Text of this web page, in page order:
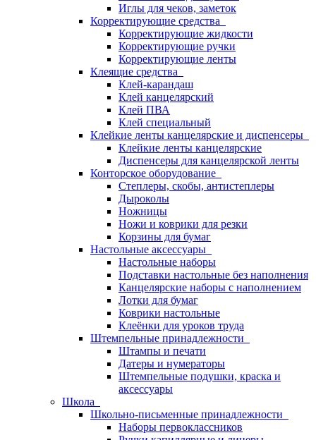
Иглы для чеков, заметок
Корректирующие средства
Корректирующие жидкости
Корректирующие ручки
Корректирующие ленты
Клеящие средства
Клей-карандаш
Клей канцелярский
Клей ПВА
Клей специальный
Клейкие ленты канцелярские и диспенсеры
Клейкие ленты канцелярские
Диспенсеры для канцелярской ленты
Конторское оборудование
Степлеры, скобы, антистеплеры
Дыроколы
Ножницы
Ножи и коврики для резки
Корзины для бумаг
Настольные аксессуары
Настольные наборы
Подставки настольные без наполнения
Канцелярские наборы с наполнением
Лотки для бумаг
Коврики настольные
Клеёнки для уроков труда
Штемпельные принадлежности
Штампы и печати
Датеры и нумераторы
Штемпельные подушки, краска и
аксессуары
Школа
Школьно-письменные принадлежности
Наборы первоклассников